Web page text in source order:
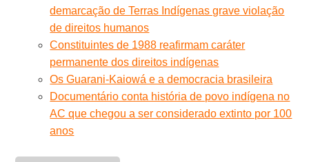
demarcação de Terras Indígenas grave violação
de direitos humanos
Constituintes de 1988 reafirmam caráter
permanente dos direitos indígenas
Os Guarani-Kaiowá e a democracia brasileira
Documentário conta história de povo indígena no
AC que chegou a ser considerado extinto por 100
anos